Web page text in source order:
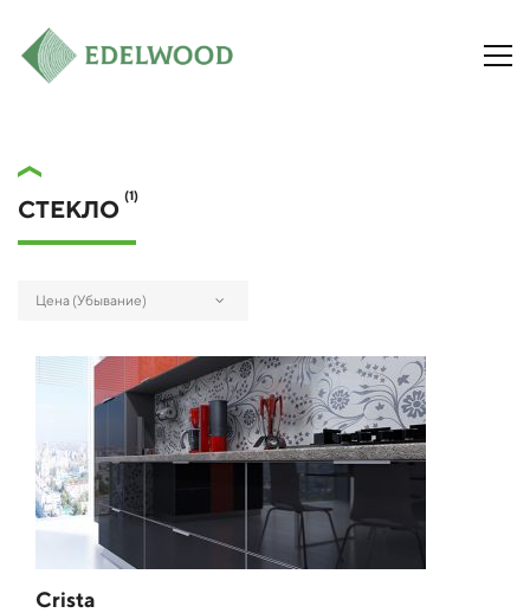
СТЕКЛО
(1)
Цена (Убывание)
Crista